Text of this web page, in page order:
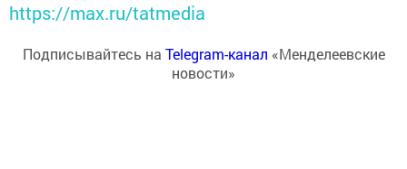
https://max.ru/tatmedia
Подписывайтесь на Telegram-канал «Менделеевские
новости»